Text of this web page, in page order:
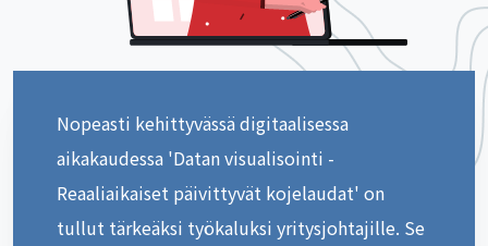
Nopeasti kehittyvässä digitaalisessa
aikakaudessa 'Datan visualisointi -
Reaaliaikaiset päivittyvät kojelaudat' on
tullut tärkeäksi työkaluksi yritysjohtajille. Se